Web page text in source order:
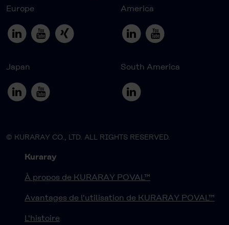
Europe America
Japan South America
© KURARAY CO., LTD. ALL RIGHTS RESERVED.
Kuraray
À propos de KURARAY POVAL™
Avantages de l'utilisation de KURARAY POVAL™
L'histoire